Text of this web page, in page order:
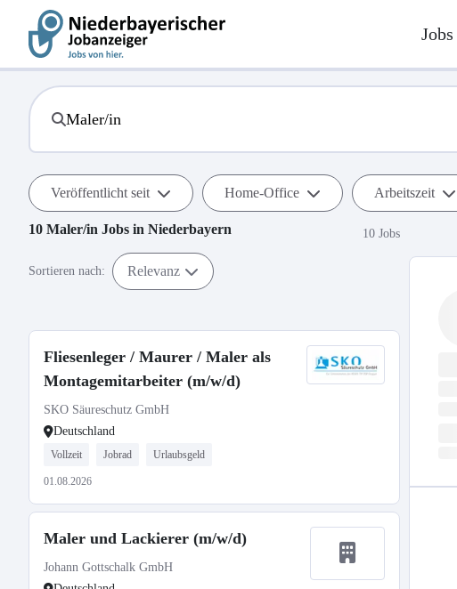
Jobs
Veröffentlicht seit Home-Office Arbeitszeit
10 Maler/in Jobs in Niederbayern 10 Jobs
Sortieren nach: Relevanz
Fliesenleger / Maurer / Maler als
Montagemitarbeiter (m/w/d)
SKO Säureschutz GmbH
Deutschland
Vollzeit Jobrad Urlaubsgeld
01.08.2026
Maler und Lackierer (m/w/d)
Johann Gottschalk GmbH